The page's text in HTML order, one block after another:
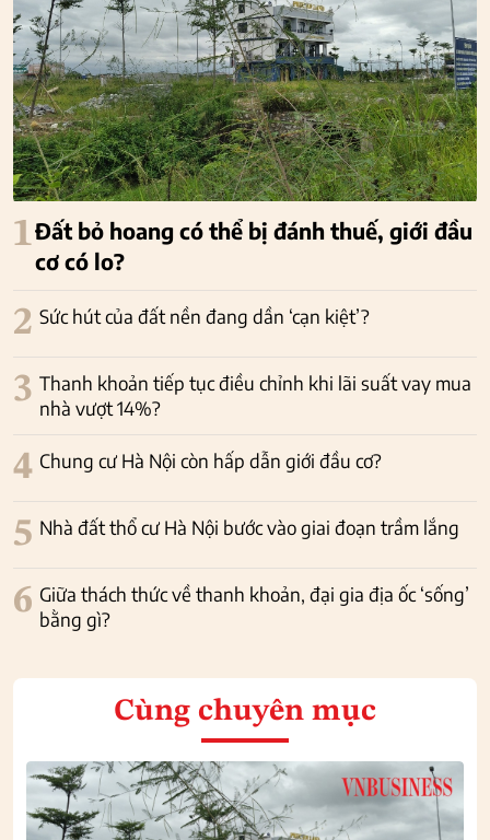
1Đất bỏ hoang có thể bị đánh thuế, giới đầu
cơ có lo?
2 Sức hút của đất nền đang dần ‘cạn kiệt’?
3 Thanh khoản tiếp tục điều chỉnh khi lãi suất vay mua
nhà vượt 14%?
4 Chung cư Hà Nội còn hấp dẫn giới đầu cơ?
5 Nhà đất thổ cư Hà Nội bước vào giai đoạn trầm lắng
6 Giữa thách thức về thanh khoản, đại gia địa ốc ‘sống’
bằng gì?
Cùng chuyên mục